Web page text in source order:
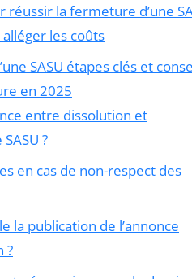
réussir la fermeture d’une
les coûts
SASU étapes clés et
en 2025
entre dissolution et
?
en cas de non-respect des
la publication de l’annonce
?